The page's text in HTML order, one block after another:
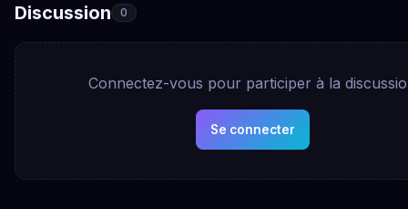
Discussion 0
Connectez-vous pour participer à la
Se connecter